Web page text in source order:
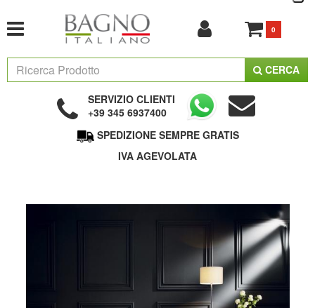
0
CERCA
SERVIZIO CLIENTI
+39 345 6937400
SPEDIZIONE SEMPRE GRATIS
IVA AGEVOLATA